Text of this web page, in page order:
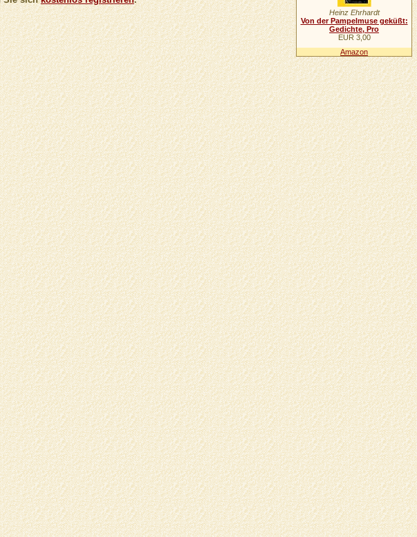
Heinz Ehrhardt
Von der Pampelmuse geküßt:
Gedichte, Pro
EUR 3,00
Amazon